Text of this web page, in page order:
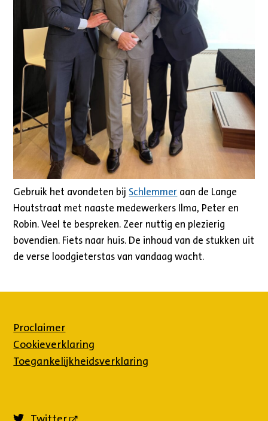
Gebruik het avondeten bij Schlemmer aan de Lange
Houtstraat met naaste medewerkers Ilma, Peter en
Robin. Veel te bespreken. Zeer nuttig en plezierig
bovendien. Fiets naar huis. De inhoud van de stukken uit
de verse loodgieterstas van vandaag wacht.
Proclaimer
Cookieverklaring
Toegankelijkheidsverklaring
(externe